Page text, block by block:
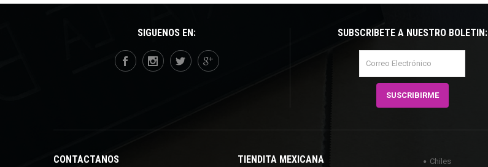
SÍGUENOS EN: SUBSCRÍBETE A NUESTRO BOLETÍN:
CONTÁCTANOS TIENDITA MEXICANA Chiles